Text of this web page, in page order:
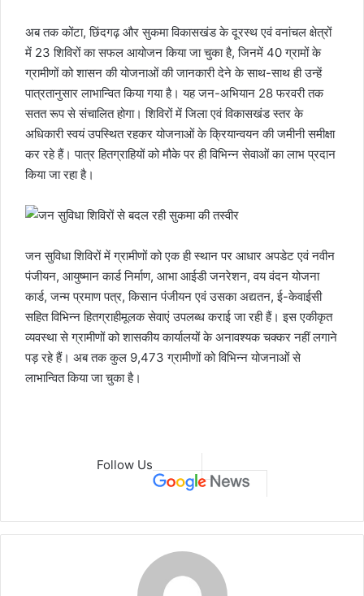
अब तक कोंटा, छिंदगढ़ और सुकमा विकासखंड के दूरस्थ एवं वनांचल क्षेत्रों
में 23 शिविरों का सफल आयोजन किया जा चुका है, जिनमें 40 ग्रामों के
ग्रामीणों को शासन की योजनाओं की जानकारी देने के साथ-साथ ही उन्हें
पात्रतानुसार लाभान्वित किया गया है। यह जन-अभियान 28 फरवरी तक
सतत रूप से संचालित होगा। शिविरों में जिला एवं विकासखंड स्तर के
अधिकारी स्वयं उपस्थित रहकर योजनाओं के क्रियान्वयन की जमीनी समीक्षा
कर रहे हैं। पात्र हितग्राहियों को मौके पर ही विभिन्न सेवाओं का लाभ प्रदान
किया जा रहा है।
जन सुविधा शिविरों में ग्रामीणों को एक ही स्थान पर आधार अपडेट एवं नवीन
पंजीयन, आयुष्मान कार्ड निर्माण, आभा आईडी जनरेशन, वय वंदन योजना
कार्ड, जन्म प्रमाण पत्र, किसान पंजीयन एवं उसका अद्यतन, ई-केवाईसी
सहित विभिन्न हितग्राहीमूलक सेवाएं उपलब्ध कराई जा रही हैं। इस एकीकृत
व्यवस्था से ग्रामीणों को शासकीय कार्यालयों के अनावश्यक चक्कर नहीं लगाने
पड़ रहे हैं। अब तक कुल 9,473 ग्रामीणों को विभिन्न योजनाओं से
लाभान्वित किया जा चुका है।
Follow Us